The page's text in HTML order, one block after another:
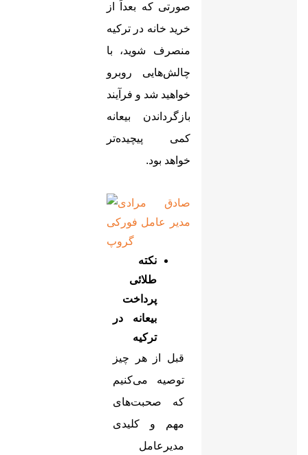
صورتی که بعداً از
خرید خانه در ترکیه
منصرف شوید، با
چالش‌هایی روبرو
خواهید شد و فرآیند
بازگرداندن بیعانه
کمی پیچیده‌تر
خواهد بود.
نکته
طلائی
پرداخت
بیعانه در
ترکیه
قبل از هر چیز
توصیه می‌کنیم
که صحبت‌های
مهم و کلیدی
مدیرعامل